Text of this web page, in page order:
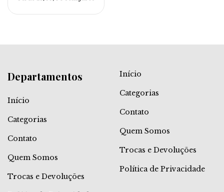
Departamentos
Início
Categorias
Contato
Quem Somos
Trocas e Devoluções
Início
Categorias
Contato
Quem Somos
Trocas e Devoluções
Política de Privacidade